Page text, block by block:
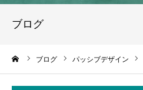
ブログ
ブログ パッシブデザイン
NEWS